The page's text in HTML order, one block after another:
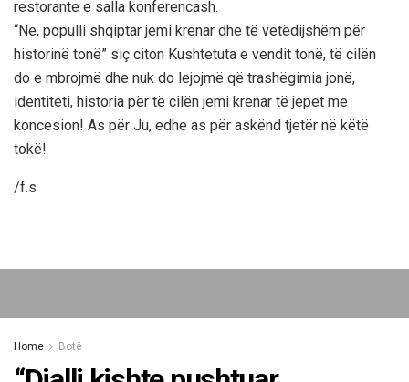
restorante e salla konferencash.
“Ne, populli shqiptar jemi krenar dhe të vetëdijshëm për
historinë tonë” siç citon Kushtetuta e vendit tonë, të cilën
do e mbrojmë dhe nuk do lejojmë që trashëgimia jonë,
identiteti, historia për të cilën jemi krenar të jepet me
koncesion! As për Ju, edhe as për askënd tjetër në këtë
tokë!
/f.s
Home Botë